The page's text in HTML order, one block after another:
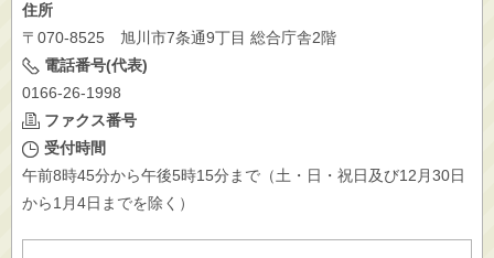
×
住所
〒070-8525 旭川市7条通9丁目 総合庁舎2階
電話番号(代表)
0166-26-1998
ファクス番号
受付時間
午前8時45分から午後5時15分まで（土・日・祝日及び12月30日
から1月4日までを除く）